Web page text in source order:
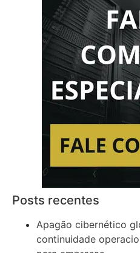
Posts recentes
Apagão cibernético
continuidade